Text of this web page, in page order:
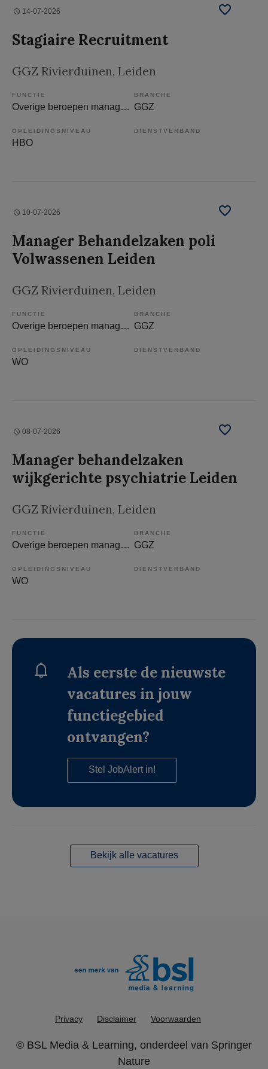
14-07-2026
Stagiaire Recruitment
GGZ Rivierduinen, Leiden
FUNCTIE
Overige beroepen management
BRANCHE
GGZ
OPLEIDINGSNIVEAU
HBO
DIENSTVERBAND
10-07-2026
Manager Behandelzaken poli
Volwassenen Leiden
GGZ Rivierduinen, Leiden
FUNCTIE
Overige beroepen management
BRANCHE
GGZ
OPLEIDINGSNIVEAU
WO
DIENSTVERBAND
08-07-2026
Manager behandelzaken
wijkgerichte psychiatrie Leiden
GGZ Rivierduinen, Leiden
FUNCTIE
Overige beroepen management
BRANCHE
GGZ
OPLEIDINGSNIVEAU
WO
DIENSTVERBAND
Als eerste de nieuwste
vacatures in jouw
functiegebied
ontvangen?
Stel JobAlert in!
Bekijk alle vacatures
Privacy Disclaimer Voorwaarden
© BSL Media & Learning, onderdeel van Springer
Nature